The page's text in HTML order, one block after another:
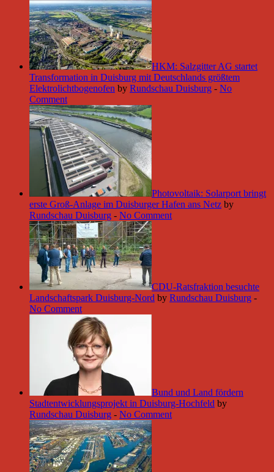
HKM: Salzgitter AG startet
Transformation in Duisburg mit Deutschlands größtem
Elektrolichtbogenofen by Rundschau Duisburg - No
Comment
Photovoltaik: Solarport bringt
erste Groß-Anlage im Duisburger Hafen ans Netz by
Rundschau Duisburg - No Comment
CDU-Ratsfraktion besuchte
Landschaftspark Duisburg-Nord by Rundschau Duisburg -
No Comment
Bund und Land fördern
Stadtentwicklungsprojekt in Duisburg-Hochfeld by
Rundschau Duisburg - No Comment